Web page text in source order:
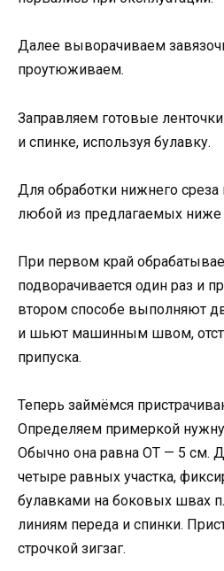
Далее выворачиваем
проутюживаем.
Заправляем готовые
и спинке, используя булавку.
Для обработки нижнего
любой из предлагаемых ниже
При первом край
подворачивается один раз и
втором способе выполняют
и шьют машинным швом,
припуска.
Теперь займёмся
Определяем примеркой
Обычно она равна ОТ — 5 см.
четыре равных участка,
булавками на боковых швах
линиям переда и спинки.
строчкой зигзаг.